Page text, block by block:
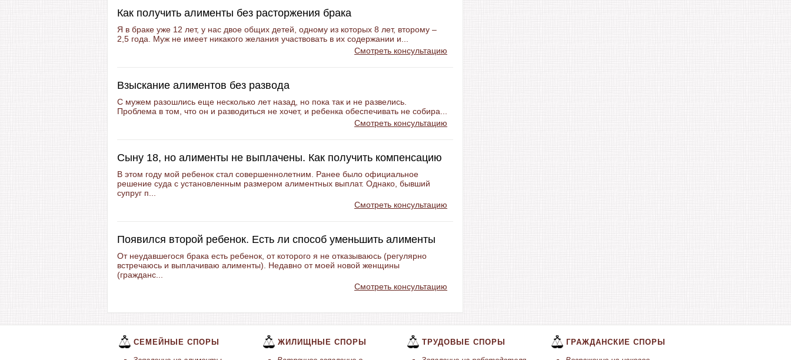
Как получить алименты без расторжения брака
Я в браке уже 12 лет, у нас двое общих детей, одному из которых 8 лет, второму –
2,5 года. Муж не имеет никакого желания участвовать в их содержании и...
Смотреть консультацию
Взыскание алиментов без развода
С мужем разошлись еще несколько лет назад, но пока так и не развелись.
Проблема в том, что он и разводиться не хочет, и ребенка обеспечивать не собира...
Смотреть консультацию
Сыну 18, но алименты не выплачены. Как получить компенсацию
В этом году мой ребенок стал совершеннолетним. Ранее было официальное
решение суда с установленным размером алиментных выплат. Однако, бывший
супруг п...
Смотреть консультацию
Появился второй ребенок. Есть ли способ уменьшить алименты
От неудавшегося брака есть ребенок, от которого я не отказываюсь (регулярно
встречаюсь и выплачиваю алименты). Недавно от моей новой женщины
(гражданс...
Смотреть консультацию
СЕМЕЙНЫЕ СПОРЫ ЖИЛИЩНЫЕ СПОРЫ ТРУДОВЫЕ СПОРЫ ГРАЖДАНСКИЕ СПОРЫ